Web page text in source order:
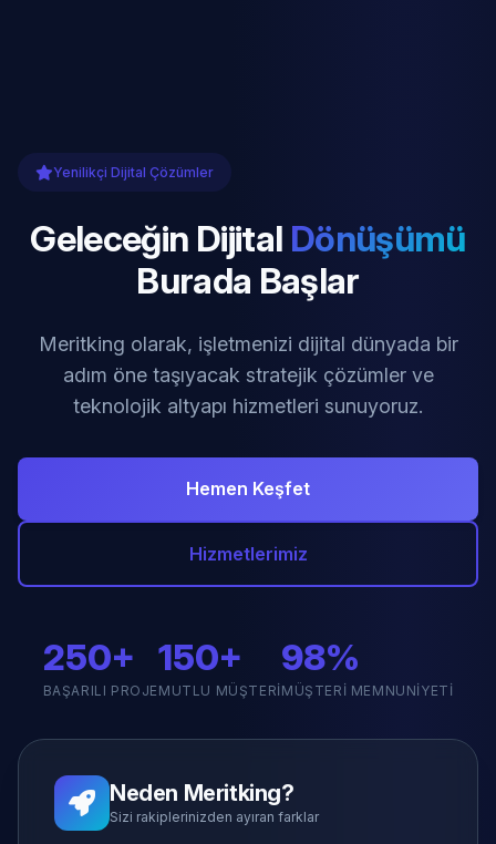
Yenilikçi Dijital Çözümler
Geleceğin Dijital Dönüşümü
Burada Başlar
Meritking olarak, işletmenizi dijital dünyada bir
adım öne taşıyacak stratejik çözümler ve
teknolojik altyapı hizmetleri sunuyoruz.
Hemen Keşfet
Hizmetlerimiz
250+
BAŞARILI PROJE
150+
MUTLU MÜŞTERI
98%
MÜŞTERI MEMNUNIYETI
Neden Meritking?
Sizi rakiplerinizden ayıran farklar